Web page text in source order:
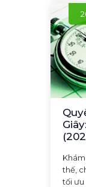
thế,
tối ưu